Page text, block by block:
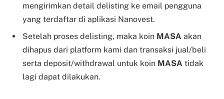
mengirimkan detail delisting ke email pengguna
yang terdaftar di aplikasi Nanovest.
Setelah proses delisting, maka koin MASA akan
dihapus dari platform kami dan transaksi jual/beli
serta deposit/withdrawal untuk koin MASA tidak
lagi dapat dilakukan.